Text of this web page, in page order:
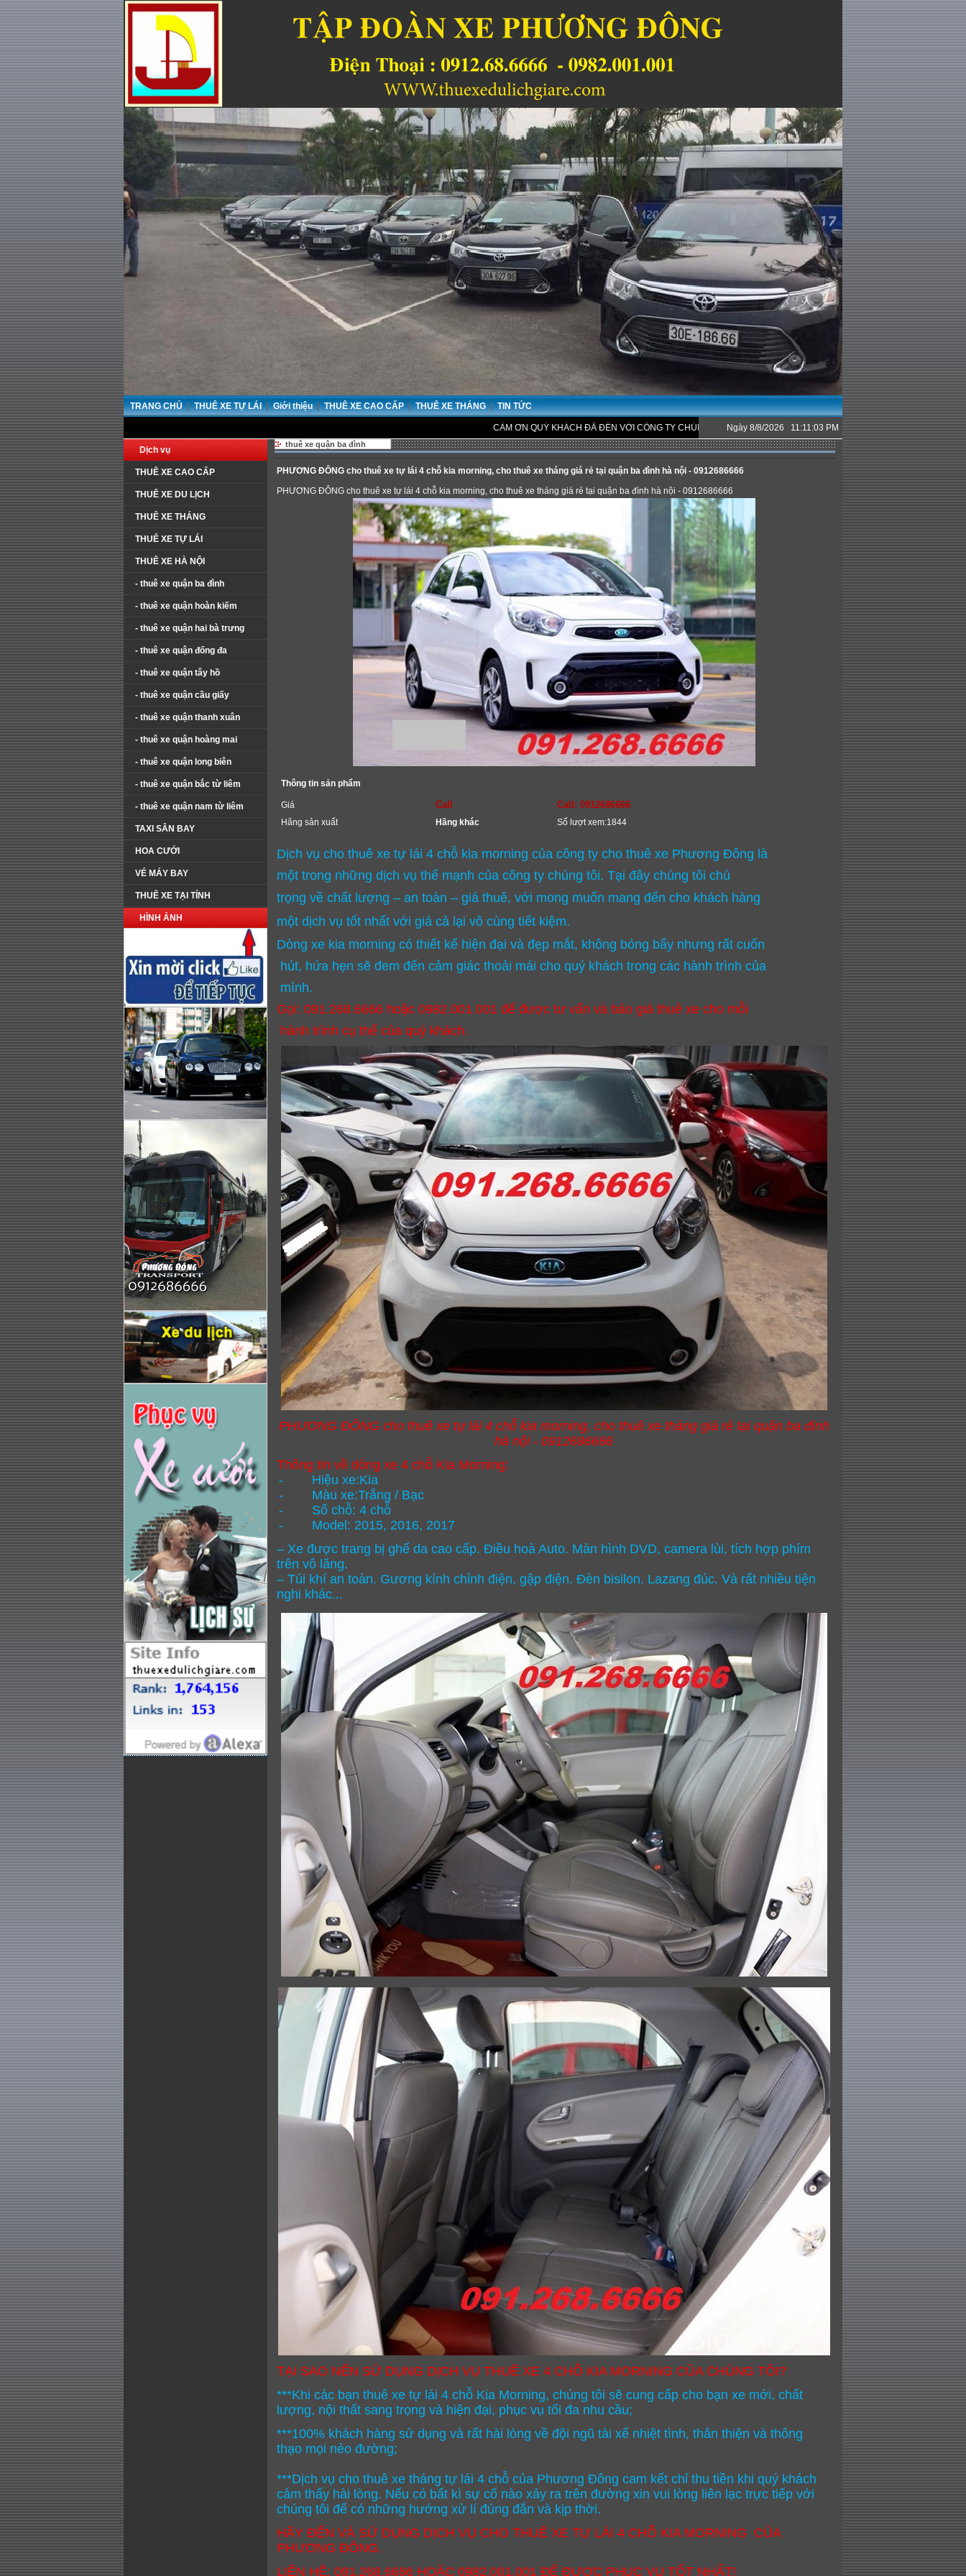
TRANG CHỦ | THUÊ XE TỰ LÁI | Giới thiệu | THUÊ XE CAO CẤP | THUÊ XE THÁNG | TIN TỨC
CẢM ƠN QUÝ KHÁCH ĐÃ ĐẾN VỚI CÔNG TY CHÚNG TÔI. Ngày 8/8/2026 11:11:03 PM
Dịch vụ
THUÊ XE CAO CẤP
THUÊ XE DU LỊCH
THUÊ XE THÁNG
THUÊ XE TỰ LÁI
THUÊ XE HÀ NỘI
- thuê xe quận ba đình
- thuê xe quận hoàn kiếm
- thuê xe quận hai bà trưng
- thuê xe quận đống đa
- thuê xe quận tây hồ
- thuê xe quận cầu giấy
- thuê xe quận thanh xuân
- thuê xe quận hoàng mai
- thuê xe quận long biên
- thuê xe quận bắc từ liêm
- thuê xe quận nam từ liêm
TAXI SÂN BAY
HOA CƯỚI
VÉ MÁY BAY
THUÊ XE TẠI TỈNH
HÌNH ẢNH
thuê xe quận ba đình
PHƯƠNG ĐÔNG cho thuê xe tự lái 4 chỗ kia morning, cho thuê xe tháng giá rẻ tại quận ba đình hà nội - 0912686666
PHƯƠNG ĐÔNG cho thuê xe tự lái 4 chỗ kia morning, cho thuê xe tháng giá rẻ tại quận ba đình hà nội - 0912686666
Thông tin sản phẩm
Giá Call Call: 0912686666
Hãng sản xuất Hãng khác Số lượt xem:1844
Dịch vụ cho thuê xe tự lái 4 chỗ kia morning của công ty cho thuê xe Phương Đông là
một trong những dịch vụ thế mạnh của công ty chúng tôi. Tại đây chúng tôi chú
trọng về chất lượng – an toàn – giá thuê, với mong muốn mang đến cho khách hàng
một dịch vụ tốt nhất với giá cả lại vô cùng tiết kiệm.
Dòng xe kia morning có thiết kế hiện đại và đẹp mắt, không bóng bẩy nhưng rất cuốn
hút, hứa hẹn sẽ đem đến cảm giác thoải mái cho quý khách trong các hành trình của
mình.
Gọi: 091.268.6666 hoặc 0982.001.001 để được tư vấn và báo giá thuê xe cho mỗi
hành trình cụ thể của quý khách.
PHƯƠNG ĐÔNG cho thuê xe tự lái 4 chỗ kia morning, cho thuê xe tháng giá rẻ tại quận ba đình
hà nội - 0912686666
Thông tin về dòng xe 4 chỗ Kia Morning:
-
Hiệu xe:Kia
-
Màu xe:Trắng / Bạc
-
Số chỗ: 4 chỗ
-
Model: 2015, 2016, 2017
– Xe được trang bị ghế da cao cấp. Điều hoà Auto. Màn hình DVD, camera lùi, tích hợp phím
trên vô lăng.
– Túi khí an toàn. Gương kính chỉnh điện, gập điện. Đèn bisilon. Lazang đúc. Và rất nhiều tiện
nghi khác...
TẠI SAO NÊN SỬ DỤNG DỊCH VỤ THUÊ XE 4 CHỖ KIA MORNING CỦA CHÚNG TÔI?
***Khi các bạn thuê xe tự lái 4 chỗ Kia Morning, chúng tôi sẽ cung cấp cho bạn xe mới, chất
lượng, nội thất sang trọng và hiện đại, phục vụ tối đa nhu cầu;
***100% khách hàng sử dụng và rất hài lòng về đội ngũ tài xế nhiệt tình, thân thiện và thông
thạo mọi nẻo đường;
***Dịch vụ cho thuê xe tháng tự lái 4 chỗ của Phương Đông cam kết chỉ thu tiền khi quý khách
cảm thấy hài lòng. Nếu có bất kì sự cố nào xảy ra trên đường xin vui lòng liên lạc trực tiếp với
chúng tôi để có những hướng xử lí đúng đắn và kịp thời.
HÃY ĐẾN VÀ SỬ DỤNG DỊCH VỤ CHO THUÊ XE TỰ LÁI 4 CHỖ KIA MORNING CỦA
PHƯƠNG ĐÔNG.
LIÊN HỆ: 091.268.6666 HOẶC 0982.001.001 ĐỂ ĐƯỢC PHỤC VỤ TỐT NHẤT!